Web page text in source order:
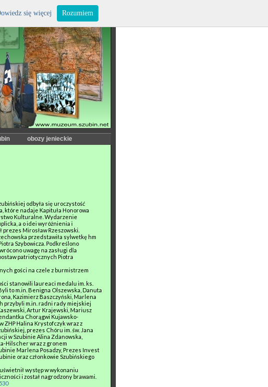
obozy jenieckie
odbyła się uroczystość
które nadaje Kapituła Honorowa
Kulturalne. Wydarzenie
a o idei wyróżnienia i
Mirosław Rzeszowski.
przedstawiła sylwetkę hm
Szybowicza. Podkreślono
uwagę na zasługi dla
patriotycznych Piotra
gości na czele z burmistrzem
stanowili laureaci medalu im. ks.
to m.in. Benigna Olszewska, Danuta
Kazimierz Baszczyński, Marlena
przybyli m.in. radni rady miejskiej
Artur Krajewski, Mariusz
Chorągwi Kujawsko-
ZHP Halina Krystofczyk wraz z
prezes Chóru im. św. Jana
w Szubinie Alina Zdanowska,
Hilscher wraz z gronem
Marlena Posadzy, Prezes Invest
oraz członkowie Szubińskiego
występ w wykonaniu
i został nagrodzony brawami.
się więcej Rozumiem